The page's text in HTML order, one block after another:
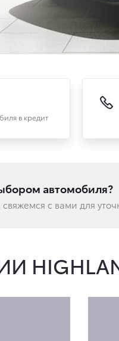
в кредит
автомобиля?
с вами для